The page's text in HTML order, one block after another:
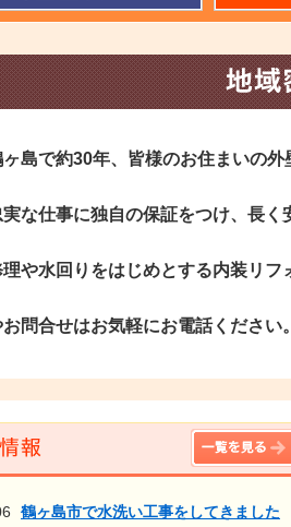
島で約30年、皆様のお住まいの
な仕事に独自の保証をつけ、長
や水回りをはじめとする内装リフ
お問合せはお気軽にお電話ください
鶴ヶ島市で水洗い工事をしてきました